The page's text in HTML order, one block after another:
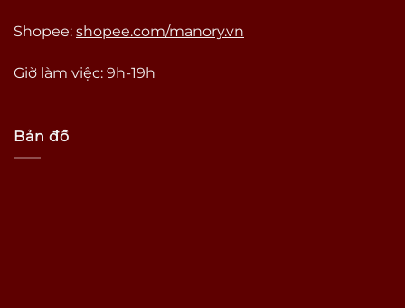
Shopee: shopee.com/manory.vn
Giờ làm việc: 9h-19h
Bản đồ